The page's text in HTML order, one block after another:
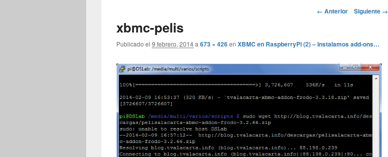
Navegador
← Anterior Siguiente →
xbmc-pelis
Publicado el 9 febrero, 2014a 673 × 426en XBMC en RaspberryPi (2) – Instalamos add-ons…